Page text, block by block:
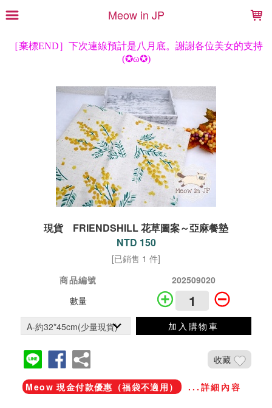
Meow in JP
現貨 FRIENDSHILL 花草圖案～亞麻餐墊
NTD 150
[已銷售 1 件]
商品編號
202509020
數量
加入購物車
收藏
Meow 現金付款優惠（福袋不適用） ...詳細內容